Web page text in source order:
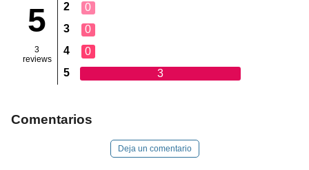
5
3
reviews
2
0
3
0
4
0
5
3
Comentarios
Deja un comentario